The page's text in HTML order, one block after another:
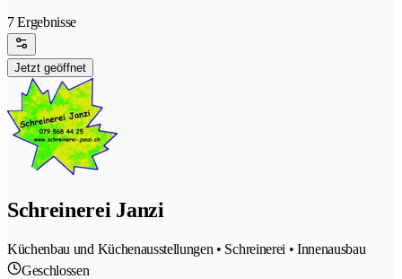
7 Ergebnisse
Jetzt geöffnet
Schreinerei Janzi
Küchenbau und Küchenausstellungen • Schreinerei • Innenausbau
Geschlossen